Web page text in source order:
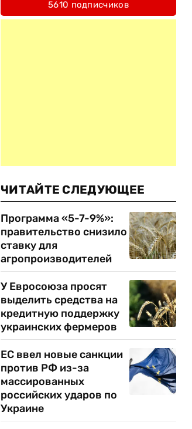
5610 подписчиков
ЧИТАЙТЕ СЛЕДУЮЩЕЕ
Программа «5-7-9%»:
правительство снизило
ставку для
агропроизводителей
У Евросоюза просят
выделить средства на
кредитную поддержку
украинских фермеров
ЕС ввел новые санкции
против РФ из-за
массированных
российских ударов по
Украине